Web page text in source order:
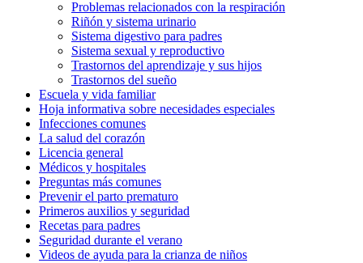
Problemas relacionados con la respiración
Riñón y sistema urinario
Sistema digestivo para padres
Sistema sexual y reproductivo
Trastornos del aprendizaje y sus hijos
Trastornos del sueño
Escuela y vida familiar
Hoja informativa sobre necesidades especiales
Infecciones comunes
La salud del corazón
Licencia general
Médicos y hospitales
Preguntas más comunes
Prevenir el parto prematuro
Primeros auxilios y seguridad
Recetas para padres
Seguridad durante el verano
Videos de ayuda para la crianza de niños